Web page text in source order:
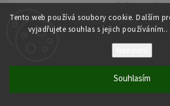
Tento web používá soubory cookie. Dalším
vyjadřujete souhlas s jejich
Souhlasím
element:
digitální teplotní
vlhkosti, senzor
až 1700 m
zařízení:
868 MHz